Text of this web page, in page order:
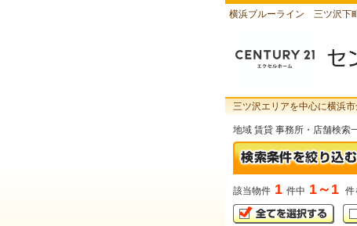
横浜ブルーライン 三ツ沢下
三ツ沢エリアを中心に横浜
地域 賃貸 事務所・店舗検索
該当物件 1 件中 1～1 件